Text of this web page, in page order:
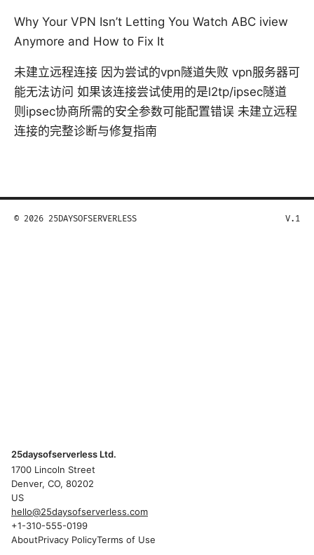
Why Your VPN Isn’t Letting You Watch ABC iview
Anymore and How to Fix It
未建立远程连接 因为尝试的vpn隧道失败 vpn服务器可
能无法访问 如果该连接尝试使用的是l2tp/ipsec隧道
则ipsec协商所需的安全参数可能配置错误 未建立远程
连接的完整诊断与修复指南
© 2026 25DAYSOFSERVERLESS V.1
25daysofserverless Ltd.
1700 Lincoln Street
Denver, CO, 80202
US
hello@25daysofserverless.com
+1-310-555-0199
AboutPrivacy PolicyTerms of Use